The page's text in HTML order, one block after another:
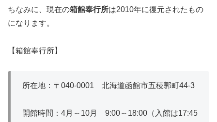
ちなみに、現在の箱館奉行所は2010年に復元されたもの
になります。
【箱館奉行所】
所在地：〒040-0001 北海道函館市五稜郭町44-3
開館時間：4月～10月 9:00～18:00（入館は17:45